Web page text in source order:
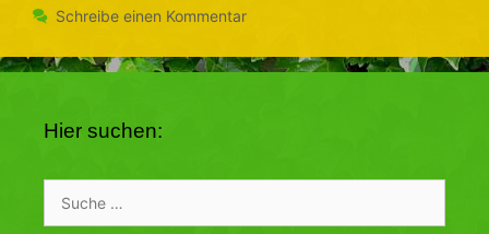
Schreibe einen Kommentar
Hier suchen:
nach: